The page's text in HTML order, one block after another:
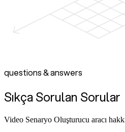
questions & answers
Sıkça Sorulan Sorular
Video Senaryo Oluşturucu aracı